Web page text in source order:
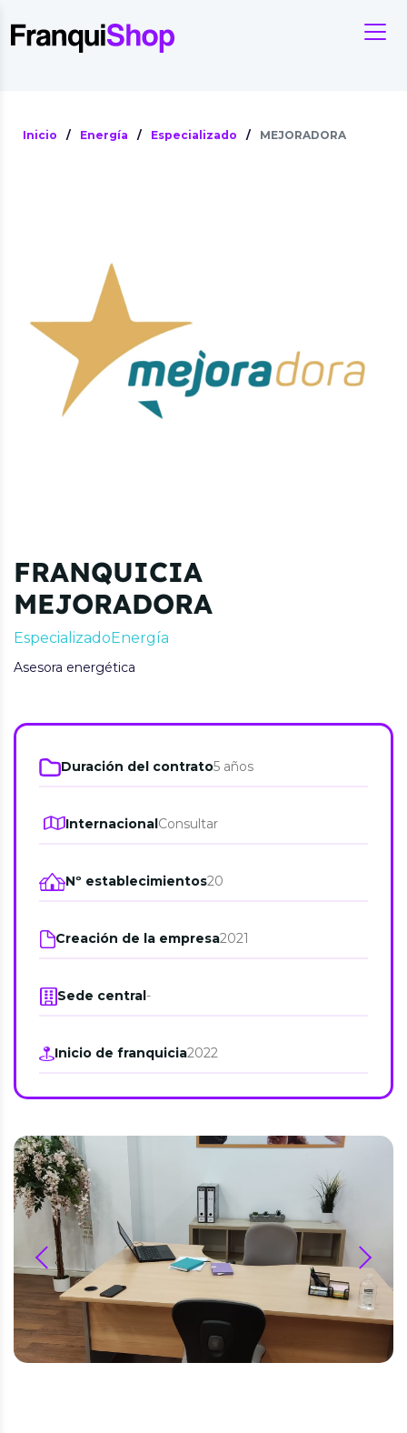
Inicio / Energía / Especializado / MEJORADORA
FRANQUICIA
MEJORADORA
EspecializadoEnergía
Asesora energética
Duración del contrato5 años
InternacionalConsultar
Nº establecimientos20
Creación de la empresa2021
Sede central-
Inicio de franquicia2022
prev next